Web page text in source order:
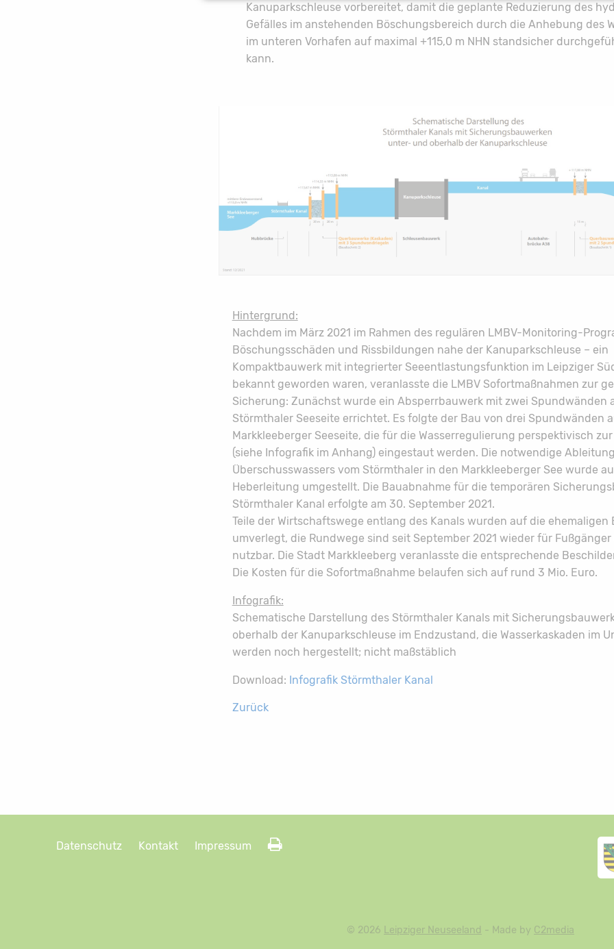
Kanuparkschleuse vorbereitet, damit die geplante Reduzierung des
Gefälles im anstehenden Böschungsbereich durch die Anhebung des
im unteren Vorhafen auf maximal +115,0 m NHN standsicher
kann.
Hintergrund:
Nachdem im März 2021 im Rahmen des regulären LMBV-Monitoring-
Böschungsschäden und Rissbildungen nahe der Kanuparkschleuse – ein
Kompaktbauwerk mit integrierter Seeentlastungsfunktion im Leipziger
bekannt geworden waren, veranlasste die LMBV Sofortmaßnahmen zur
Sicherung: Zunächst wurde ein Absperrbauwerk mit zwei Spundwänden
Störmthaler Seeseite errichtet. Es folgte der Bau von drei Spundwänden
Markkleeberger Seeseite, die für die Wasserregulierung perspektivisch zur
(siehe Infografik im Anhang) eingestaut werden. Die notwendige
Überschusswassers vom Störmthaler in den Markkleeberger See wurde
Heberleitung umgestellt. Die Bauabnahme für die temporären
Störmthaler Kanal erfolgte am 30. September 2021.
Teile der Wirtschaftswege entlang des Kanals wurden auf die ehemaligen
umverlegt, die Rundwege sind seit September 2021 wieder für
nutzbar. Die Stadt Markkleeberg veranlasste die entsprechende
Die Kosten für die Sofortmaßnahme belaufen sich auf rund 3 Mio. Euro.
Infografik:
Schematische Darstellung des Störmthaler Kanals mit
oberhalb der Kanuparkschleuse im Endzustand, die Wasserkaskaden im
werden noch hergestellt; nicht maßstäblich
Download: Infografik Störmthaler Kanal
Zurück
Datenschutz Kontakt Impressum
© 2026 Leipziger Neuseeland - Made by C2media